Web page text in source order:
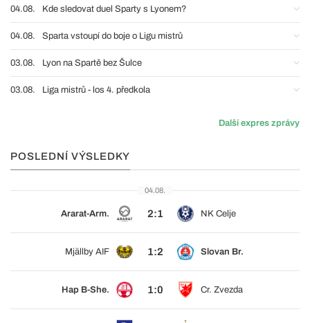
04.08. Kde sledovat duel Sparty s Lyonem?
04.08. Sparta vstoupí do boje o Ligu mistrů
03.08. Lyon na Spartě bez Šulce
03.08. Liga mistrů - los 4. předkola
Další expres zprávy
POSLEDNÍ VÝSLEDKY
04.08.
Ararat-Arm. 2:1 NK Celje
Mjällby AIF 1:2 Slovan Br.
Hap B-She. 1:0 Cr. Zvezda